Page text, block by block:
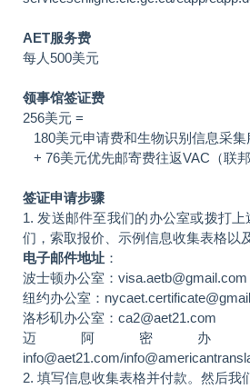
AET服务费
每人500美元
领事馆签证费
256美元 =
180美元申请费和生物识别信息采
+ 76美元优先邮寄费往返VAC（联邦
签证申请步骤
1. 发送邮件至我们的办公室或拨打
们，索取报价、示例信息收集表格以
电子邮件地址 ：
波士顿办公室：visa.aetb@gmail.com
纽约办公室：
洛杉矶办公室：ca2@aet21.com
迈阿密办
info@aet21.com/
2. 填写信息收集表格并付款。然后我